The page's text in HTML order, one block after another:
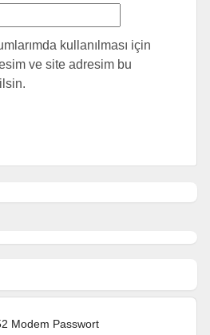
kullanılması için
ve site adresim bu
Modem Passwort